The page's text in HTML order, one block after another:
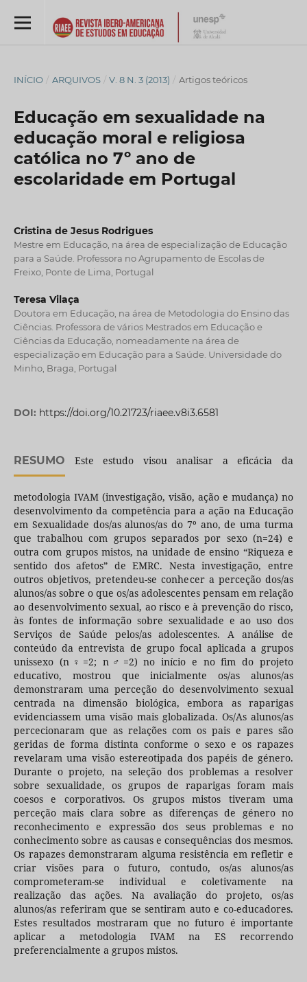
INÍCIO / ARQUIVOS / V. 8 N. 3 (2013) / Artigos teóricos
Educação em sexualidade na
educação moral e religiosa
católica no 7º ano de
escolaridade em Portugal
Cristina de Jesus Rodrigues
Mestre em Educação, na área de especialização de Educação
para a Saúde. Professora no Agrupamento de Escolas de
Freixo, Ponte de Lima, Portugal
Teresa Vilaça
Doutora em Educação, na área de Metodologia do Ensino das
Ciências. Professora de vários Mestrados em Educação e
Ciências da Educação, nomeadamente na área de
especialização em Educação para a Saúde. Universidade do
Minho, Braga, Portugal
DOI: https://doi.org/10.21723/riaee.v8i3.6581
RESUMO Este estudo visou analisar a eficácia da
metodologia IVAM (investigação, visão, ação e mudança) no
desenvolvimento da competência para a ação na Educação
em Sexualidade dos/as alunos/as do 7º ano, de uma turma
que trabalhou com grupos separados por sexo (n=24) e
outra com grupos mistos, na unidade de ensino “Riqueza e
sentido dos afetos” de EMRC. Nesta investigação, entre
outros objetivos, pretendeu-se conhecer a perceção dos/as
alunos/as sobre o que os/as adolescentes pensam em relação
ao desenvolvimento sexual, ao risco e à prevenção do risco,
às fontes de informação sobre sexualidade e ao uso dos
Serviços de Saúde pelos/as adolescentes. A análise de
conteúdo da entrevista de grupo focal aplicada a grupos
unissexo (n♀=2; n♂=2) no início e no fim do projeto
educativo, mostrou que inicialmente os/as alunos/as
demonstraram uma perceção do desenvolvimento sexual
centrada na dimensão biológica, embora as raparigas
evidenciassem uma visão mais globalizada. Os/As alunos/as
percecionaram que as relações com os pais e pares são
geridas de forma distinta conforme o sexo e os rapazes
revelaram uma visão estereotipada dos papéis de género.
Durante o projeto, na seleção dos problemas a resolver
sobre sexualidade, os grupos de raparigas foram mais
coesos e corporativos. Os grupos mistos tiveram uma
perceção mais clara sobre as diferenças de género no
reconhecimento e expressão dos seus problemas e no
conhecimento sobre as causas e consequências dos mesmos.
Os rapazes demonstraram alguma resistência em refletir e
criar visões para o futuro, contudo, os/as alunos/as
comprometeram-se individual e coletivamente na
realização das ações. Na avaliação do projeto, os/as
alunos/as referiram que se sentiram auto e co-educadores.
Estes resultados mostraram que no futuro é importante
aplicar a metodologia IVAM na ES recorrendo
preferencialmente a grupos mistos.